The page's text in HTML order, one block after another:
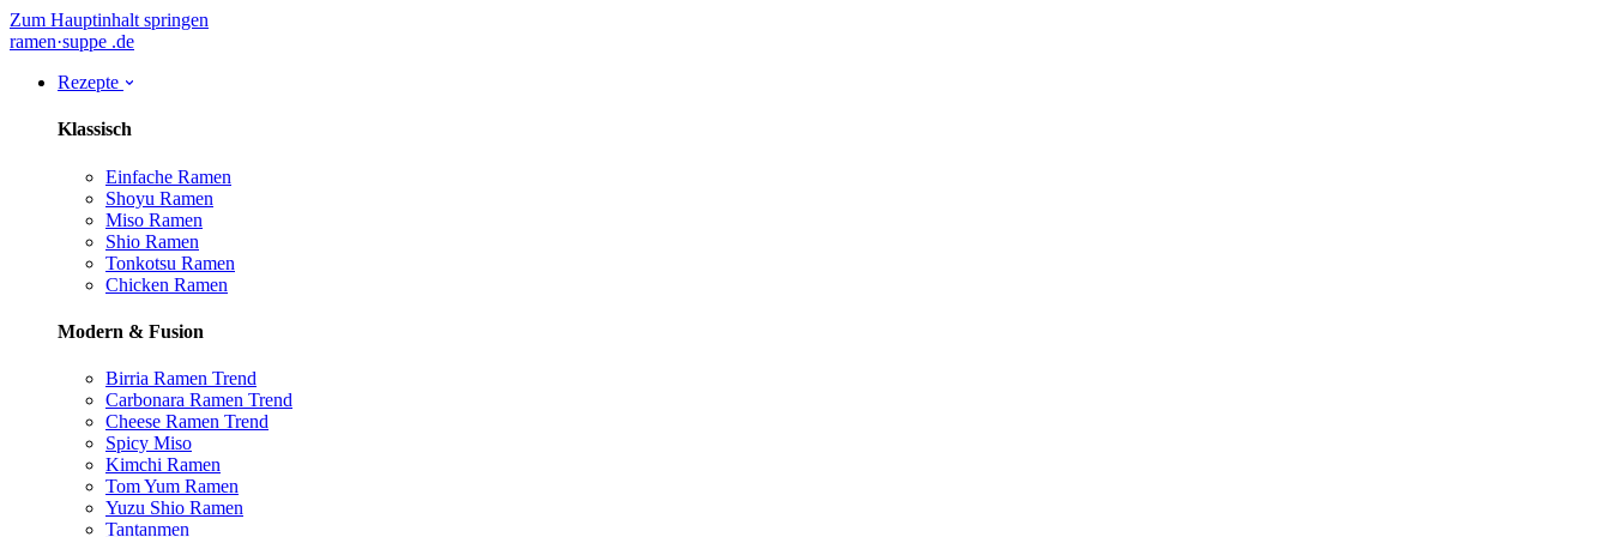
Zum Hauptinhalt springen
ramen·suppe .de
Rezepte
Klassisch
Einfache Ramen
Shoyu Ramen
Miso Ramen
Shio Ramen
Tonkotsu Ramen
Chicken Ramen
Modern & Fusion
Birria Ramen Trend
Carbonara Ramen Trend
Cheese Ramen Trend
Spicy Miso
Kimchi Ramen
Tom Yum Ramen
Yuzu Shio Ramen
Tantanmen